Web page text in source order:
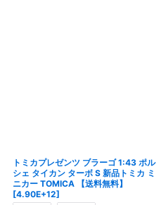
トミカプレゼンツ ブラーゴ 1:43 ポル
シェ タイカン ターボ S 新品トミカ ミ
ニカー TOMICA 【送料無料】
[4.90E+12]